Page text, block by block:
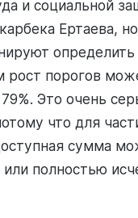
и социальной
Ертаева,
рост порогов
Это очень
что для
сумма
полностью